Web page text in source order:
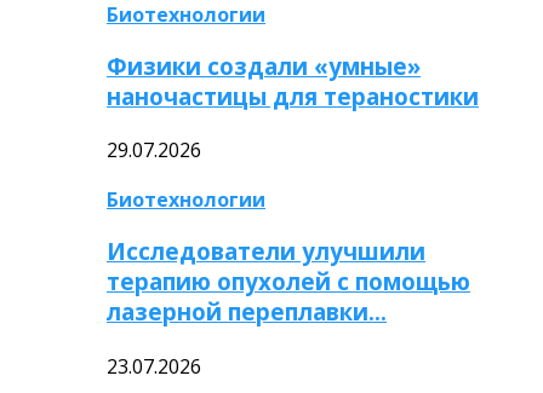
Биотехнологии
Физики создали «умные»
наночастицы для тераностики
29.07.2026
Биотехнологии
Исследователи улучшили
терапию опухолей с помощью
лазерной переплавки…
23.07.2026